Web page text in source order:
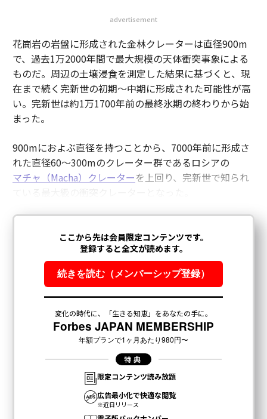
advertisement
花崗岩の岩盤に形成された金林クレーターは直径900m
で、過去1万2000年間で最大規模の天体衝突事象による
ものだ。周辺の土壌浸食を測定した結果に基づくと、現
在まで続く完新世の初期～中期に形成された可能性が高
い。完新世は約1万1700年前の最終氷期の終わりから始
まった。
900mにおよぶ直径を持つことから、7000年前に形成さ
れた直径60～300mのクレーター群であるロシアの
マチャ（Macha）クレーターを上回り、完新世で知られ